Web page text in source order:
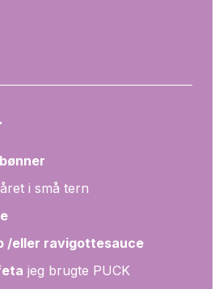
i små tern
/eller ravigottesauce
jeg brugte PUCK